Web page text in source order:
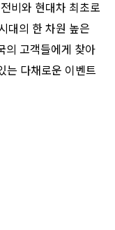
비와 현대차 최초로
대의 한 차원 높은
의 고객들에게 찾아
는 다채로운 이벤트